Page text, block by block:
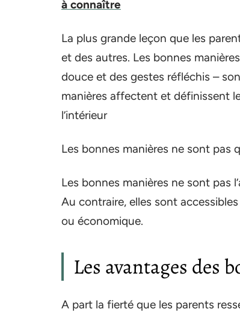
à connaître
La plus grande leçon que les
et des autres. Les bonnes
douce et des gestes réfléchis –
manières affectent et définissent
l’intérieur
Les bonnes manières ne sont pas
Les bonnes manières ne sont pas
Au contraire, elles sont
ou économique.
Les avantages des
A part la fierté que les parents